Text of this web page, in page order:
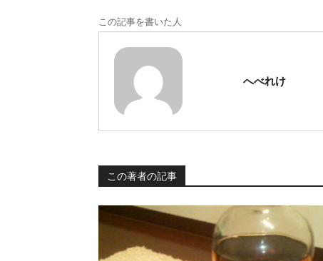
この記事を書いた人
へべれけ
この著者の記事